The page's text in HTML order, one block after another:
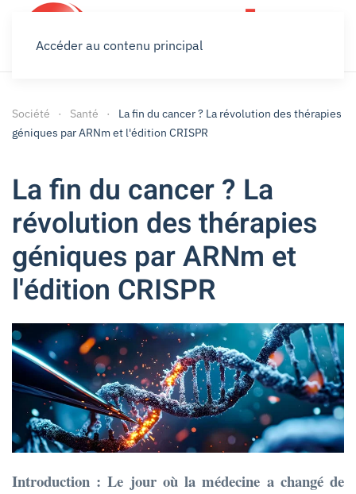
Accéder au contenu principal
Société Santé
La fin du cancer ? La révolution des thérapies
géniques par ARNm et l'édition CRISPR
La fin du cancer ? La
révolution des thérapies
géniques par ARNm et
l'édition CRISPR
Introduction : Le jour où la médecine a changé de